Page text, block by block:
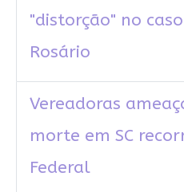
"distorção" no
Rosário
Vereadoras
morte em SC
Federal